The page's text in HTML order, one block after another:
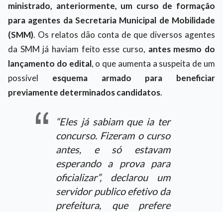
ministrado, anteriormente, um curso de formação
para agentes da Secretaria Municipal de Mobilidade
(SMM). Os relatos dão conta de que diversos agentes
da SMM já haviam feito esse curso, antes mesmo do
lançamento do edital, o que aumenta a suspeita de um
possível esquema armado para beneficiar
previamente determinados candidatos.
“Eles já sabiam que ia ter
concurso. Fizeram o curso
antes, e só estavam
esperando a prova para
oficializar”, declarou um
servidor publico efetivo da
prefeitura, que prefere